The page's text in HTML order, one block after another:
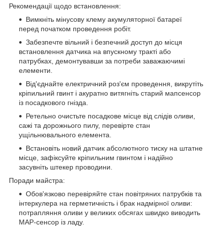
Рекомендації щодо встановлення:
Вимкніть мінусову клему акумуляторної батареї
перед початком проведення робіт.
Забезпечте вільний і безпечний доступ до місця
встановлення датчика на впускному тракті або
патрубках, демонтувавши за потреби заважаючимі
елементи.
Від'єднайте електричний роз'єм проведення, викрутіть
кріпильний гвинт і акуратно витягніть старий мапсенсор
із посадкового гнізда.
Ретельно очистьте посадкове місце від слідів оливи,
сажі та дорожнього пилу, перевірте стан
ущільнювального елемента.
Встановіть новий датчик абсолютного тиску на штатне
місце, зафіксуйте кріпильним гвинтом і надійно
засувніть штекер проводини.
Поради майстра:
Обов'язково перевіряйте стан повітряних патрубків та
інтеркулера на герметичність і брак надмірної оливи:
потрапляння оливи у великих обсягах швидко виводить
MAP-сенсор із ладу.